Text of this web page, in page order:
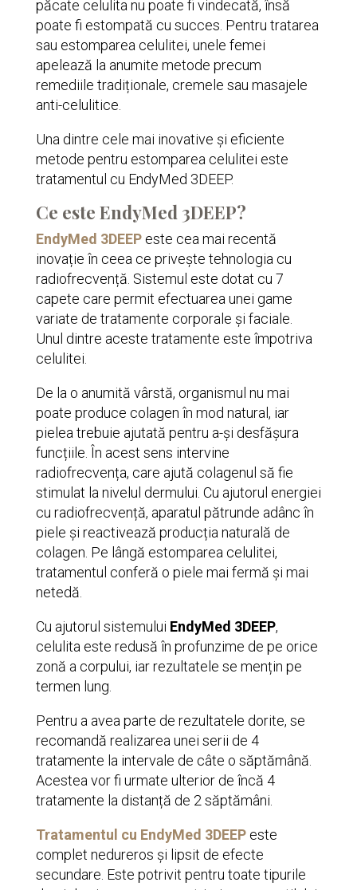
păcate celulita nu poate fi vindecată, însă
poate fi estompată cu succes. Pentru tratarea
sau estomparea celulitei, unele femei
apelează la anumite metode precum
remediile tradiționale, cremele sau masajele
anti-celulitice.
Una dintre cele mai inovative și eficiente
metode pentru estomparea celulitei este
tratamentul cu EndyMed 3DEEP.
Ce este EndyMed 3DEEP?
EndyMed 3DEEPeste cea mai recentă
inovație în ceea ce privește tehnologia cu
radiofrecvență. Sistemul este dotat cu 7
capete care permit efectuarea unei game
variate de tratamente corporale și faciale.
Unul dintre aceste tratamente este împotriva
celulitei.
De la o anumită vârstă, organismul nu mai
poate produce colagen în mod natural, iar
pielea trebuie ajutată pentru a-și desfășura
funcțiile. În acest sens intervine
radiofrecvența, care ajută colagenul să fie
stimulat la nivelul dermului. Cu ajutorul energiei
cu radiofrecvență, aparatul pătrunde adânc în
piele și reactivează producția naturală de
colagen. Pe lângă estomparea celulitei,
tratamentul conferă o piele mai fermă și mai
netedă.
Cu ajutorul sistemului EndyMed 3DEEP,
celulita este redusă în profunzime de pe orice
zonă a corpului, iar rezultatele se mențin pe
termen lung.
Pentru a avea parte de rezultatele dorite, se
recomandă realizarea unei serii de 4
tratamente la intervale de câte o săptămână.
Acestea vor fi urmate ulterior de încă 4
tratamente la distanță de 2 săptămâni.
Tratamentul cu EndyMed 3DEEPeste
complet nedureros și lipsit de efecte
secundare. Este potrivit pentru toate tipurile